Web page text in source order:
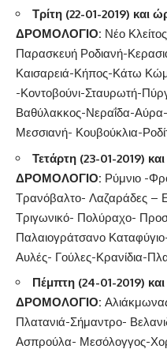
Τρίτη (22-01-2019) και
ΔΡΟΜΟΛΟΓΙΟ: Νέο
Παρασκευή Ροδιανή-
Καισαρειά-Κήπος-Κάτω
-Κοντοβούνι-Σταυρωτή-
Βαθύλακκος-Νεραΐδα-
Μεσσιανή- Κουβούκλια-
Τετάρτη (23-01-2019)
ΔΡΟΜΟΛΟΓΙΟ: Ρύμνιο -
Τρανόβαλτο- Λαζαράδες –
Τριγωνικό- Πολύραχο-
Παλαιογράτσανο
Αυλές- Γούλες-Κρανίδια-
Πέμπτη (24-01-2019)
ΔΡΟΜΟΛΟΓΙΟ:
Πλατανιά-Σήμαντρο-
Ασπρούλα- Μεσόλογγος-